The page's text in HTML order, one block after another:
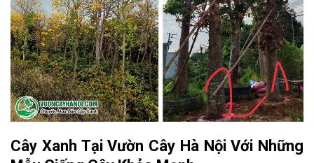
Cây Xanh Tại Vườn Cây Hà Nội Với Những